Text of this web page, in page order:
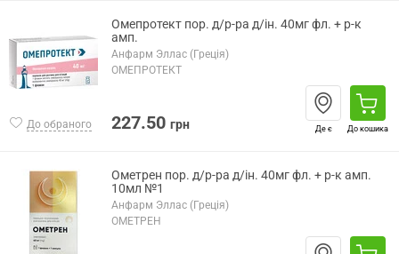
До обраного
Омепротект пор. д/р-ра д/ін. 40мг фл. + р-к
амп.
Анфарм Эллас (Греція)
ОМЕПРОТЕКТ
227.50 грн Де є До кошика
Ометрен пор. д/р-ра д/ін. 40мг фл. + р-к амп.
10мл №1
Анфарм Эллас (Греція)
ОМЕТРЕН